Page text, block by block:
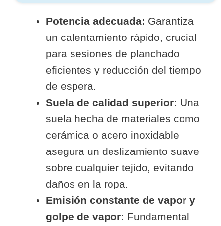
Potencia adecuada: Garantiza
un calentamiento rápido, crucial
para sesiones de planchado
eficientes y reducción del tiempo
de espera.
Suela de calidad superior: Una
suela hecha de materiales como
cerámica o acero inoxidable
asegura un deslizamiento suave
sobre cualquier tejido, evitando
daños en la ropa.
Emisión constante de vapor y
golpe de vapor: Fundamental